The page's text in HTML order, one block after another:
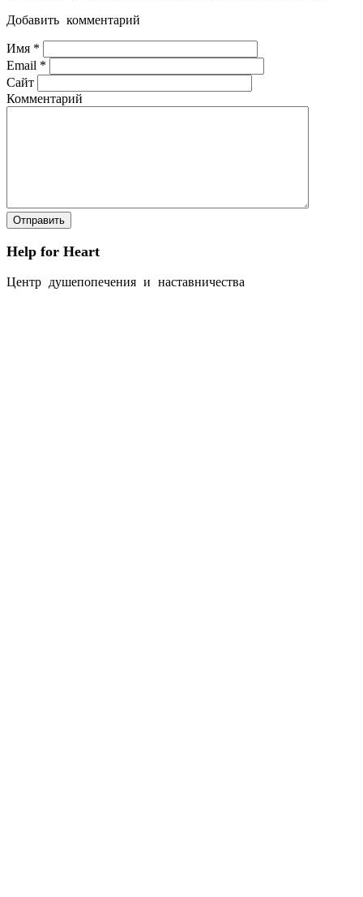
Добавить комментарий
Имя *
Email *
Сайт
Комментарий
Help for Heart
Центр душепопечения и наставничества